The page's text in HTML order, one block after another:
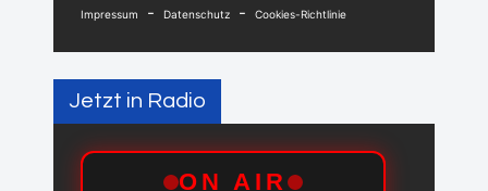
Impressum - Datenschutz - Cookies-Richtlinie
Jetzt in Radio